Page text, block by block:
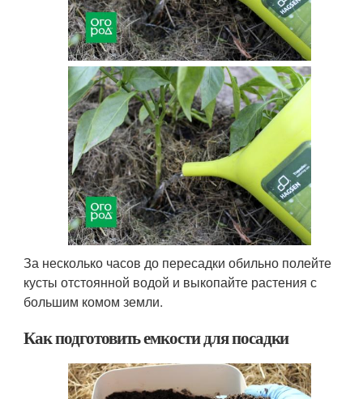
За несколько часов до пересадки обильно полейте
кусты отстоянной водой и выкопайте растения с
большим комом земли.
Как подготовить емкости для посадки